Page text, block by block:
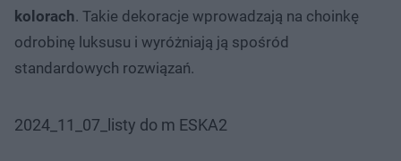
kolorach. Takie dekoracje wprowadzają na choinkę
odrobinę luksusu i wyróżniają ją spośród
standardowych rozwiązań.
2024_11_07_listy do m ESKA2